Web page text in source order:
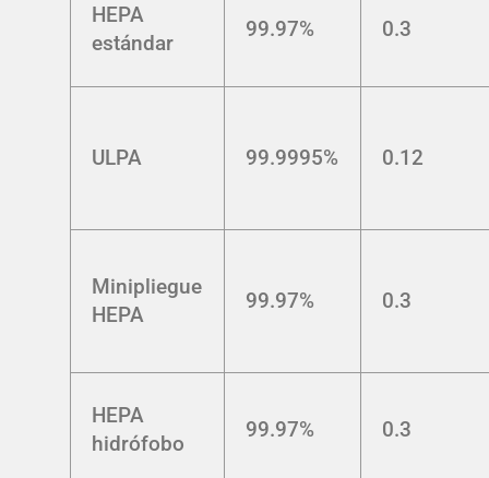
HEPA
estándar
99.97% 0.3
ULPA 99.9995% 0.12
Minipliegue
HEPA
99.97% 0.3
HEPA
hidrófobo
99.97% 0.3